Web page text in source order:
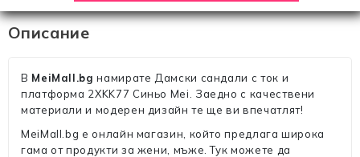
Описание
В MeiMall.bg намирате Дамски сандали с ток и
платформа 2XKK77 Синьо Mei. Заедно с качествени
материали и модерен дизайн те ще ви впечатлят!
MeiMall.bg е онлайн магазин, който предлага широка
гама от продукти за жени, мъже. Тук можете да